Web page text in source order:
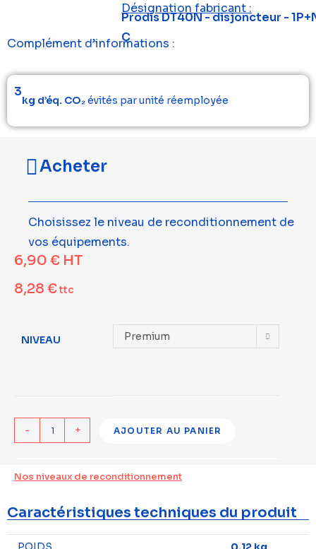
Désignation fabricant :
Prodis DT40N - disjoncteur -
C
Complément d’informations :
3
kg d’éq. CO₂évités par unité réemployée
Acheter
Choisissez le niveau de reconditionnement de
vos équipements.
6,90 € HT
8,28 €ttc
NIVEAU Premium
- + AJOUTER AU PANIER
Nos niveaux de reconditionnement
Caractéristiques techniques du produit